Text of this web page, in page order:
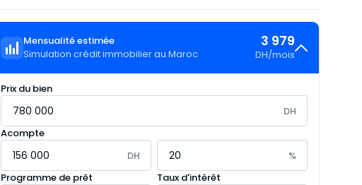
Mensualité estimée
Simulation crédit immobilier au Maroc
3 979
DH/mois
Prix du bien
DH
Acompte
DH
%
Programme de prêt
Taux d'intérêt